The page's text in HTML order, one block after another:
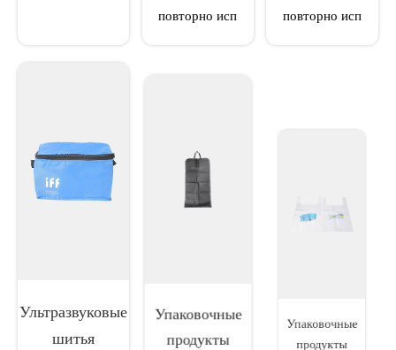
повторно исп
повторно исп
Ультразвуковые
шитья
Упаковочные
продукты
продукты